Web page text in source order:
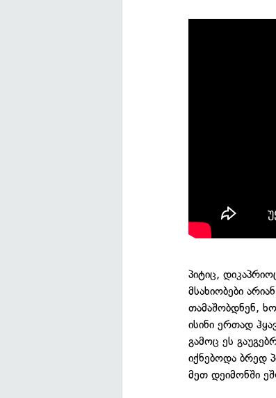
პიტიც,
მსახიობები
თამაშობდნენ,
ისინი ერთად
გამოც ეს
იქნებოდა ბრედ
მეთ დეიმონში